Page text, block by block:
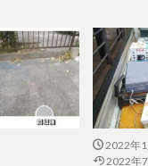
2022年
2022年